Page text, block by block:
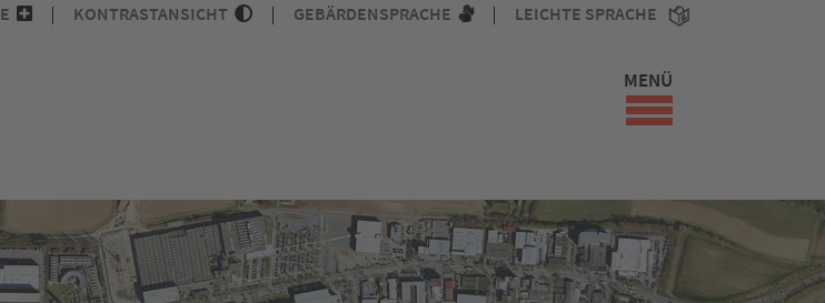
KONTRASTANSICHT GEBÄRDENSPRACHE LEICHTE SPRACHE
MENÜ